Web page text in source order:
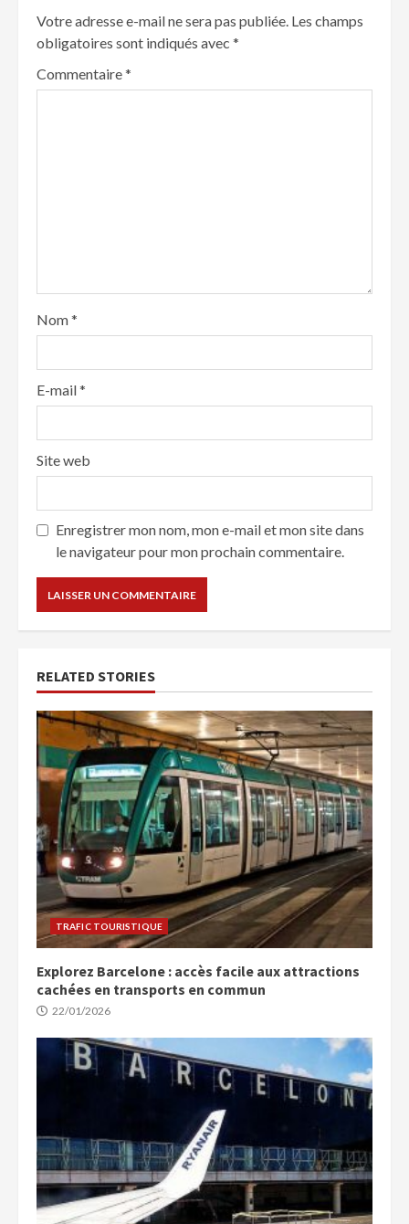
Votre adresse e-mail ne sera pas publiée. Les champs
obligatoires sont indiqués avec *
Commentaire*
Nom*
E-mail*
Site web
Enregistrer mon nom, mon e-mail et mon site dans
le navigateur pour mon prochain commentaire.
RELATED STORIES
TRAFIC TOURISTIQUE
Explorez Barcelone : accès facile aux attractions
cachées en transports en commun
22/01/2026